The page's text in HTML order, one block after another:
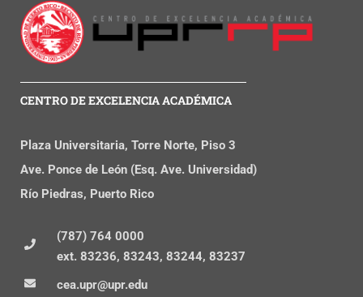
CENTRO DE EXCELENCIA ACADÉMICA
Plaza Universitaria, Torre Norte, Piso 3
Ave. Ponce de León (Esq. Ave. Universidad)
Río Piedras, Puerto Rico
(787) 764 0000
ext. 83236, 83243, 83244, 83237
cea.upr@upr.edu